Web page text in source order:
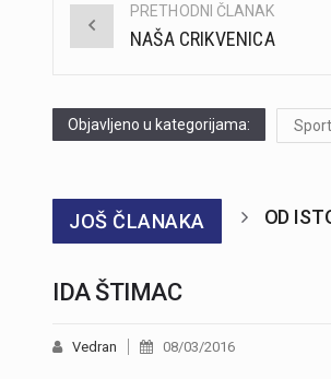
Post
PRETHODNI ČLANAK
NAŠA CRIKVENICA
Objavljeno u kategorijama: Sport
JOŠ ČLANAKA OD
IDA ŠTIMAC
Vedran 08/03/2016